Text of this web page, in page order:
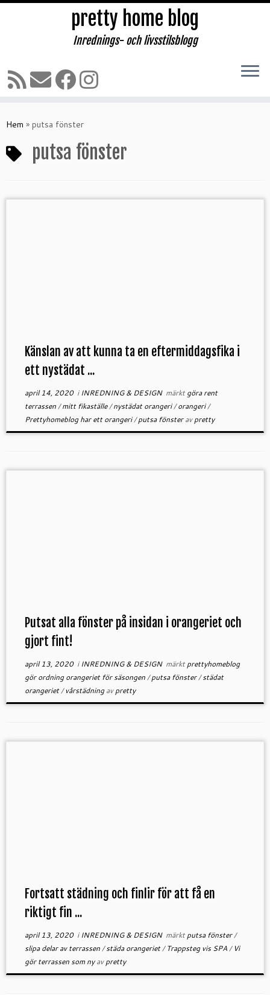
till
pretty home blog
Inrednings- och livsstilsblogg
Hem » putsa fönster
putsa fönster
Känslan av att kunna ta en eftermiddagsfika i
ett nystädat ...
april 14, 2020i INREDNING & DESIGN märktgöra rent
terrassen/mitt fikaställe/nystädat orangeri/orangeri/
Prettyhomeblog har ett orangeri/putsa fönsteravpretty
Putsat alla fönster på insidan i orangeriet och
gjort fint!
april 13, 2020i INREDNING & DESIGN märktprettyhomeblog
gör ordning orangeriet för säsongen/putsa fönster/städat
orangeriet/vårstädningavpretty
Fortsatt städning och finlir för att få en
riktigt fin ...
april 13, 2020i INREDNING & DESIGN märktputsa fönster/
slipa delar av terrassen/städa orangeriet/Trappsteg vis SPA/ Vi
gör terrassen som nyavpretty